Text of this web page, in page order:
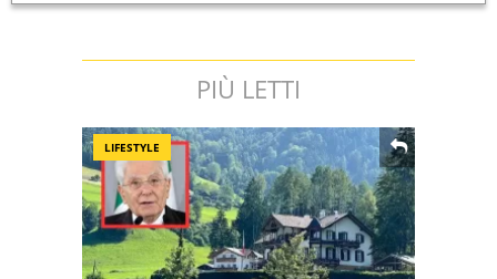
PIÙ LETTI
LIFESTYLE